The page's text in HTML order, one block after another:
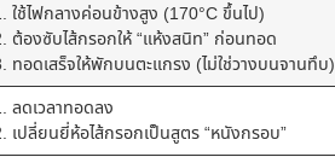
ใช้ไฟกลางค่อนข้างสูง (170°C ขึ้นไป)
ต้องซับไส้กรอกให้ “แห้งสนิท” ก่อนทอด
ทอดเสร็จให้พักบนตะแกรง (ไม่ใช่วางบนจานทึบ)
ลดเวลาทอดลง
เปลี่ยนยี่ห้อไส้กรอกเป็นสูตร “หนังกรอบ”